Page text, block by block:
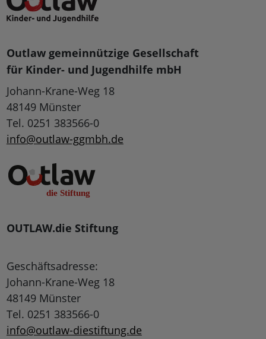
Outlaw gemeinnützige Gesellschaft
für Kinder- und Jugendhilfe mbH
Johann-Krane-Weg 18
48149 Münster
Tel. 0251 383566-0
info@outlaw-ggmbh.de
OUTLAW.die Stiftung
Geschäftsadresse:
Johann-Krane-Weg 18
48149 Münster
Tel. 0251 383566-0
info@outlaw-diestiftung.de